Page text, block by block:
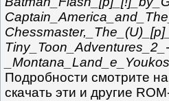
Tiny_Toon_Adventures_2_-
Подробности смотрите на
скачать эти и другие